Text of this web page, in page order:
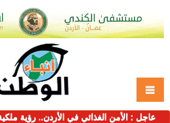
عاجل : الأمن الغذائي في الأردن.. رؤية